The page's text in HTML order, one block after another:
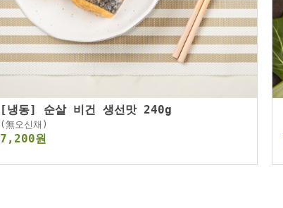
[냉동] 순살 비건 생선맛 240g
(無오신채)
7,200원